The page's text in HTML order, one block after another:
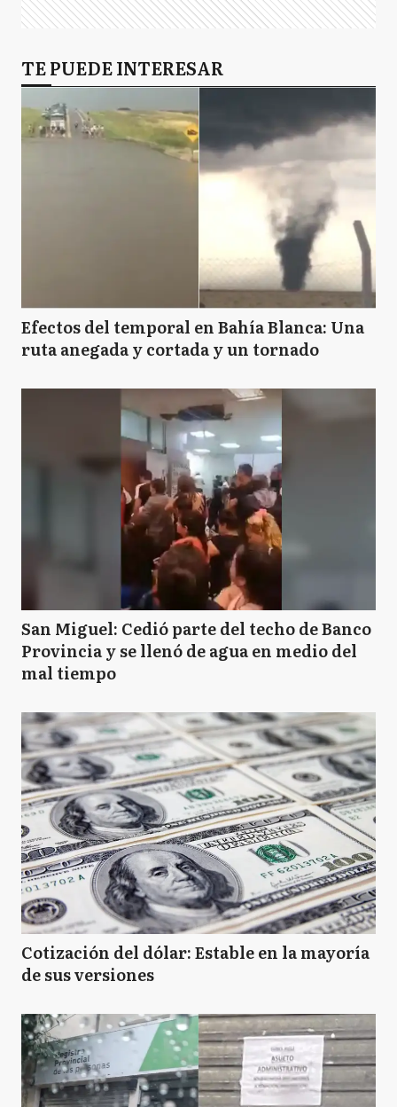
TE PUEDE INTERESAR
Efectos del temporal en Bahía Blanca: Una
ruta anegada y cortada y un tornado
San Miguel: Cedió parte del techo de Banco
Provincia y se llenó de agua en medio del
mal tiempo
Cotización del dólar: Estable en la mayoría
de sus versiones